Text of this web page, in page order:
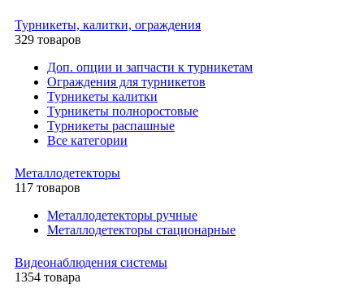
Турникеты, калитки, ограждения
329 товаров
Доп. опции и запчасти к турникетам
Ограждения для турникетов
Турникеты калитки
Турникеты полноростовые
Турникеты распашные
Все категории
Металлодетекторы
117 товаров
Металлодетекторы ручные
Металлодетекторы стационарные
Видеонаблюдения cистемы
1354 товара